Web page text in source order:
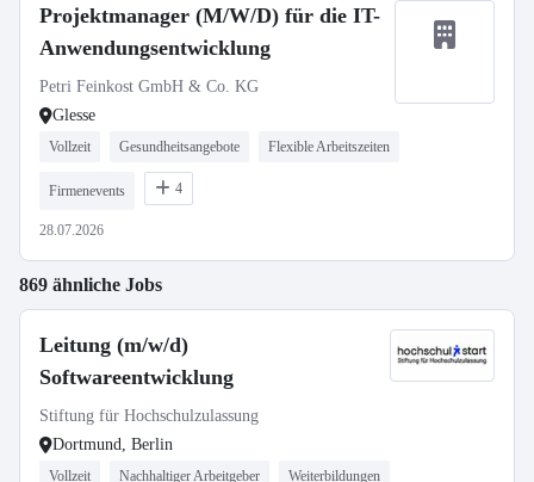
Projektmanager (M/W/D) für die IT-
Anwendungsentwicklung
Petri Feinkost GmbH & Co. KG
Glesse
Vollzeit Gesundheitsangebote Flexible Arbeitszeiten
Firmenevents 4
28.07.2026
869 ähnliche Jobs
Leitung (m/w/d)
Softwareentwicklung
Stiftung für Hochschulzulassung
Dortmund, Berlin
Vollzeit Nachhaltiger Arbeitgeber Weiterbildungen